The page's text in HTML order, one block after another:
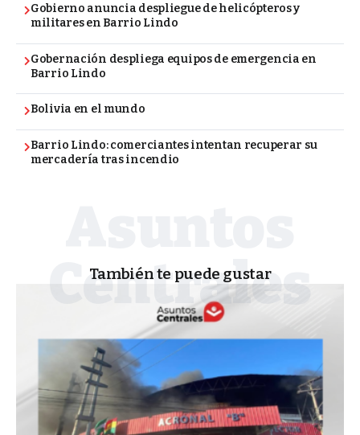
Gobierno anuncia despliegue de helicópteros y
militares en Barrio Lindo
Gobernación despliega equipos de emergencia en
Barrio Lindo
Bolivia en el mundo
Barrio Lindo: comerciantes intentan recuperar su
mercadería tras incendio
También te puede gustar